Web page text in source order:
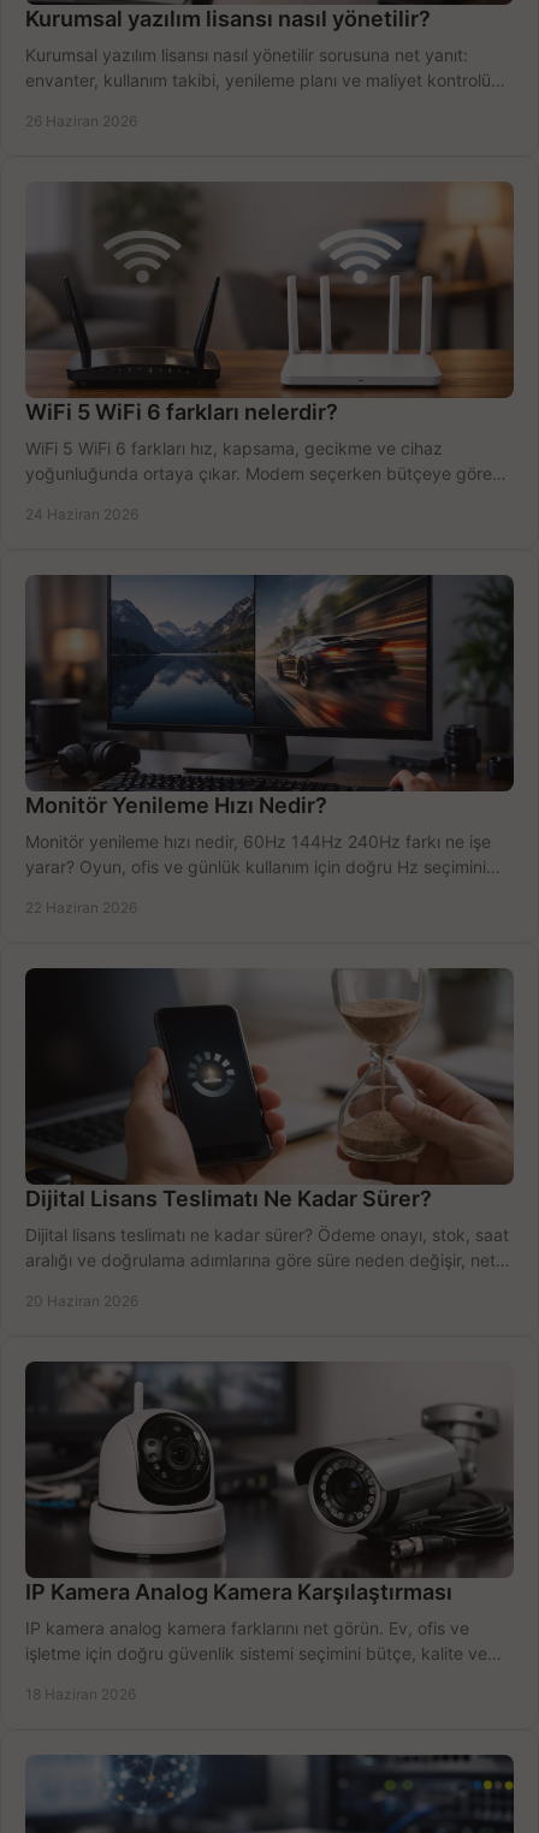
Kurumsal yazılım lisansı nasıl yönetilir?
Kurumsal yazılım lisansı nasıl yönetilir sorusuna net yanıt:
envanter, kullanım takibi, yenileme planı ve maliyet kontrolü
26 Haziran 2026
WiFi 5 WiFi 6 farkları nelerdir?
WiFi 5 WiFi 6 farkları hız, kapsama, gecikme ve cihaz
yoğunluğunda ortaya çıkar. Modem seçerken bütçeye göre
24 Haziran 2026
Monitör Yenileme Hızı Nedir?
Monitör yenileme hızı nedir, 60Hz 144Hz 240Hz farkı ne işe
yarar? Oyun, ofis ve günlük kullanım için doğru Hz seçimini
22 Haziran 2026
Dijital Lisans Teslimatı Ne Kadar Sürer?
Dijital lisans teslimatı ne kadar sürer? Ödeme onayı, stok, saat
aralığı ve doğrulama adımlarına göre süre neden değişir, net
20 Haziran 2026
IP Kamera Analog Kamera Karşılaştırması
IP kamera analog kamera farklarını net görün. Ev, ofis ve
işletme için doğru güvenlik sistemi seçimini bütçe, kalite ve
18 Haziran 2026